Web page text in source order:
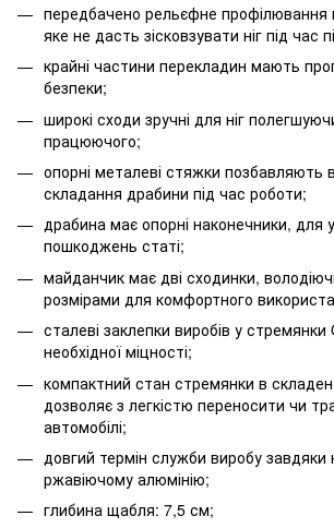
передбачено рельєфне профілювання
яке не дасть зісковзувати ніг під час
крайні частини перекладин мають
безпеки;
широкі сходи зручні для ніг
працюючого;
опорні металеві стяжки позбавляють
складання драбини під час роботи;
драбина має опорні наконечники, для
пошкоджень статі;
майданчик має дві сходинки,
розмірами для комфортного
сталеві заклепки виробів у
необхідної міцності;
компактний стан стремянки в
дозволяє з легкістю переносити чи
автомобілі;
довгий термін служби виробу завдяки
ржавіючому алюмінію;
глибина щабля: 7,5 см;